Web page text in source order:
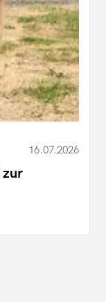
16.07.2026
zur